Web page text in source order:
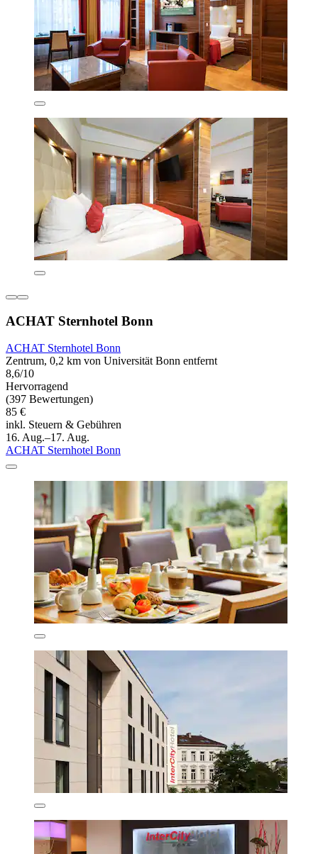
ACHAT Sternhotel Bonn
ACHAT Sternhotel Bonn
Zentrum, 0,2 km von Universität Bonn entfernt
8,6/10
Hervorragend
(397 Bewertungen)
85 €
inkl. Steuern & Gebühren
16. Aug.–17. Aug.
ACHAT Sternhotel Bonn